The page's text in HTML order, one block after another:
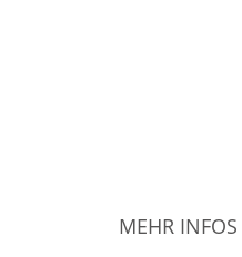
MEHR INFOS